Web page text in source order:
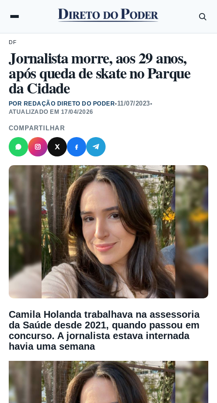
DF
Jornalista morre, aos 29 anos,
após queda de skate no Parque
da Cidade
POR REDAÇÃO DIRETO DO PODER•11/07/2023•
ATUALIZADO EM 17/04/2026
COMPARTILHAR
Camila Holanda trabalhava na assessoria
da Saúde desde 2021, quando passou em
concurso. A jornalista estava internada
havia uma semana